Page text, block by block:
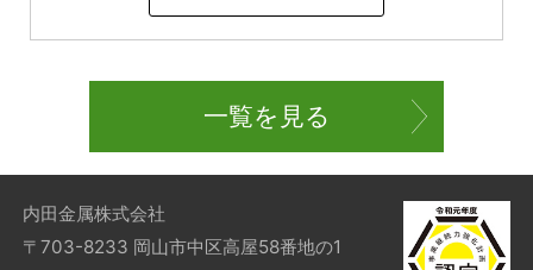
一覧を見る
内田金属株式会社
〒703-8233 岡山市中区高屋58番地の1